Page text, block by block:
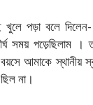
খুলে পড়া বলে
সময় পড়েছিলাম
আমাকে স্থানীয়
না।